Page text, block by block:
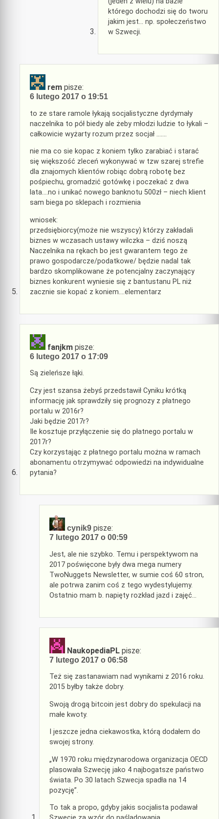
którego dochodzi się do tworu
jakim jest… np. społeczeństwo
w Szwecji.
rem pisze:
6 lutego 2017 o 19:51
to ze stare ramole łykają socjalistyczne dyrdymały
naczelnika to pół biedy ale żeby młodzi ludzie to łykali –
całkowicie wyżarty rozum przez socjał …….
nie ma co sie kopac z koniem tylko zarabiać i starać
się większość zleceń wykonywać w tzw szarej strefie
dla znajomych klientów robiąc dobrą robotę bez
pośpiechu, gromadzić gotówkę i poczekać z dwa
lata….no i unikać nowego banknotu 500zł – niech klient
sam biega po sklepach i rozmienia
wniosek:
przedsiębiorcy(może nie wszyscy) którzy zakładali
biznes w wczasach ustawy wilczka – dziś noszą
Naczelnika na rękach bo jest gwarantem tego że
prawo gospodarcze/podatkowe/ będzie nadal tak
bardzo skomplikowane że potencjalny zaczynający
biznes konkurent wyniesie się z bantustanu PL niż
zacznie sie kopać z koniem….elementarz
fanjkm pisze:
6 lutego 2017 o 17:09
Są zieleńsze łąki.
Czy jest szansa żebyś przedstawił Cyniku krótką
informację jak sprawdziły się prognozy z płatnego
portalu w 2016r?
Jaki będzie 2017r?
Ile kosztuje przyłączenie się do płatnego portalu w
2017r?
Czy korzystając z płatnego portalu można w ramach
abonamentu otrzymywać odpowiedzi na indywidualne
pytania?
cynik9 pisze:
7 lutego 2017 o 00:59
Jest, ale nie szybko. Temu i perspektywom na
2017 poświęcone były dwa mega numery
TwoNuggets Newsletter, w sumie coś 60 stron,
ale potrwa zanim coś z tego wydestylujemy.
Ostatnio mam b. napięty rozkład jazd i zajęć…
NaukopediaPL pisze:
7 lutego 2017 o 06:58
Też się zastanawiam nad wynikami z 2016 roku.
2015 byłby także dobry.
Swoją drogą bitcoin jest dobry do spekulacji na
małe kwoty.
I jeszcze jedna ciekawostka, którą dodałem do
swojej strony.
„W 1970 roku międzynarodowa organizacja OECD
plasowała Szwecję jako 4 najbogatsze państwo
świata. Po 30 latach Szwecja spadła na 14
pozycję”.
To tak a propo, gdyby jakis socjalista podawał